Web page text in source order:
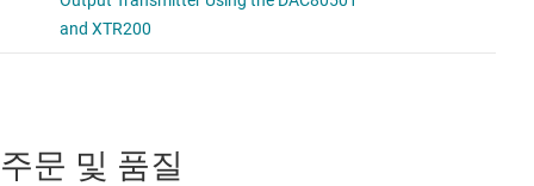
주문 및 품질